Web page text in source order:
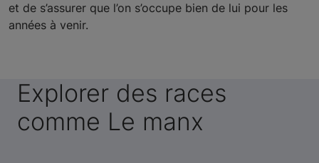
et de s’assurer que l’on s’occupe bien de lui pour les
années à venir.
Explorer des races
comme Le manx